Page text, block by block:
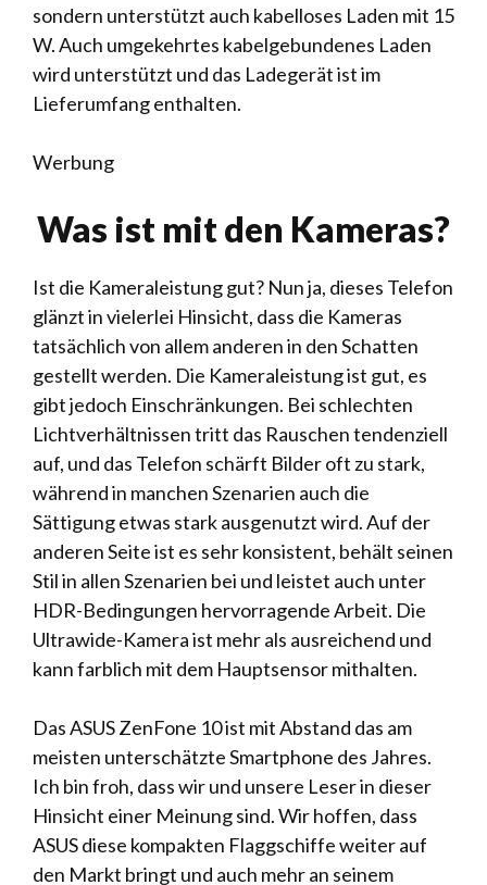
sondern unterstützt auch kabelloses Laden mit 15
W. Auch umgekehrtes kabelgebundenes Laden
wird unterstützt und das Ladegerät ist im
Lieferumfang enthalten.
Werbung
Was ist mit den Kameras?
Ist die Kameraleistung gut? Nun ja, dieses Telefon
glänzt in vielerlei Hinsicht, dass die Kameras
tatsächlich von allem anderen in den Schatten
gestellt werden. Die Kameraleistung ist gut, es
gibt jedoch Einschränkungen. Bei schlechten
Lichtverhältnissen tritt das Rauschen tendenziell
auf, und das Telefon schärft Bilder oft zu stark,
während in manchen Szenarien auch die
Sättigung etwas stark ausgenutzt wird. Auf der
anderen Seite ist es sehr konsistent, behält seinen
Stil in allen Szenarien bei und leistet auch unter
HDR-Bedingungen hervorragende Arbeit. Die
Ultrawide-Kamera ist mehr als ausreichend und
kann farblich mit dem Hauptsensor mithalten.
Das ASUS ZenFone 10 ist mit Abstand das am
meisten unterschätzte Smartphone des Jahres.
Ich bin froh, dass wir und unsere Leser in dieser
Hinsicht einer Meinung sind. Wir hoffen, dass
ASUS diese kompakten Flaggschiffe weiter auf
den Markt bringt und auch mehr an seinem